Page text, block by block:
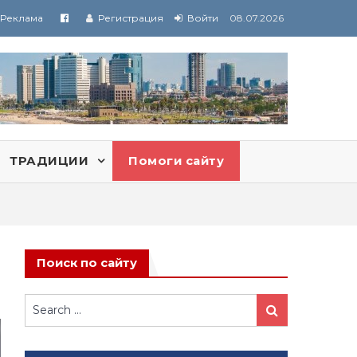
Реклама Регистрация Войти 08.07.2026
ТРАДИЦИИ Помоги сайту
Поиск по сайту
Search
for:
Search